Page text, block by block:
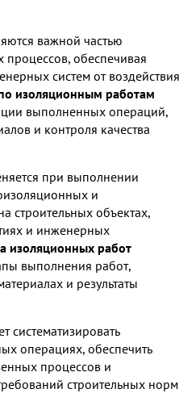
важной частью
обеспечивая
систем от воздействия
изоляционным работам
выполненных операций,
и контроля качества
при выполнении
и
строительных объектах,
и инженерных
изоляционных работ
выполнения работ,
и результаты
систематизировать
операциях, обеспечить
процессов и
строительных норм